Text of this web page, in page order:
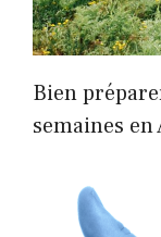
Bien
semaines